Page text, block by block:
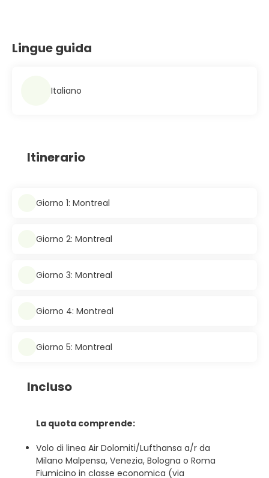
Lingue guida
Italiano
Itinerario
Giorno 1: Montreal
Giorno 2: Montreal
Giorno 3: Montreal
Giorno 4: Montreal
Giorno 5: Montreal
Incluso
La quota comprende:
Volo di linea Air Dolomiti/Lufthansa a/r da
Milano Malpensa, Venezia, Bologna o Roma
Fiumicino in classe economica (via